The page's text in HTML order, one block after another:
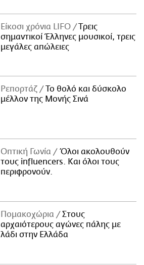
Είκοσι χρόνια LIFO
Tρεις
σημαντικοί Έλληνες μουσικοί, τρεις
μεγάλες απώλειες
Ρεπορτάζ
Το θολό και δύσκολο
μέλλον της Μονής Σινά
Οπτική Γωνία
Όλοι ακολουθούν
τους influencers. Και όλοι τους
περιφρονούν.
Πομακοχώρια
Στους
αρχαιότερους αγώνες πάλης με
λάδι στην Ελλάδα